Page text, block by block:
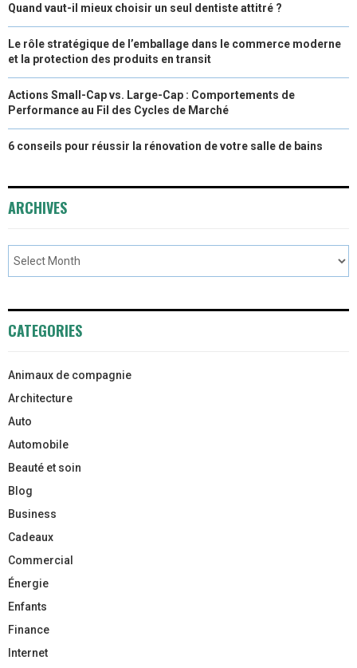
Quand vaut-il mieux choisir un seul dentiste attitré ?
Le rôle stratégique de l’emballage dans le commerce moderne
et la protection des produits en transit
Actions Small-Cap vs. Large-Cap : Comportements de
Performance au Fil des Cycles de Marché
6 conseils pour réussir la rénovation de votre salle de bains
ARCHIVES
CATEGORIES
Animaux de compagnie
Architecture
Auto
Automobile
Beauté et soin
Blog
Business
Cadeaux
Commercial
Énergie
Enfants
Finance
Internet